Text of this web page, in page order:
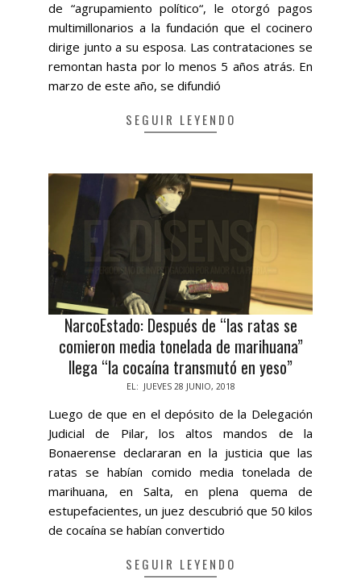
de “agrupamiento político“, le otorgó pagos
multimillonarios a la fundación que el cocinero
dirige junto a su esposa. Las contrataciones se
remontan hasta por lo menos 5 años atrás. En
marzo de este año, se difundió
SEGUIR LEYENDO
NarcoEstado: Después de “las ratas se
comieron media tonelada de marihuana”
llega “la cocaína transmutó en yeso”
EL: JUEVES 28 JUNIO, 2018
Luego de que en el depósito de la Delegación
Judicial de Pilar, los altos mandos de la
Bonaerense declararan en la justicia que las
ratas se habían comido media tonelada de
marihuana, en Salta, en plena quema de
estupefacientes, un juez descubrió que 50 kilos
de cocaína se habían convertido
SEGUIR LEYENDO